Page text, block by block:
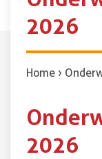
2026
Home›
2026